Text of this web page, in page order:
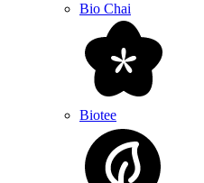
Bio Chai
Biotee